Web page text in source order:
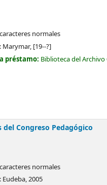
caracteres normales
Marymar, [19--?]
préstamo: Biblioteca del
del Congreso Pedagógico
caracteres normales
Eudeba,2005